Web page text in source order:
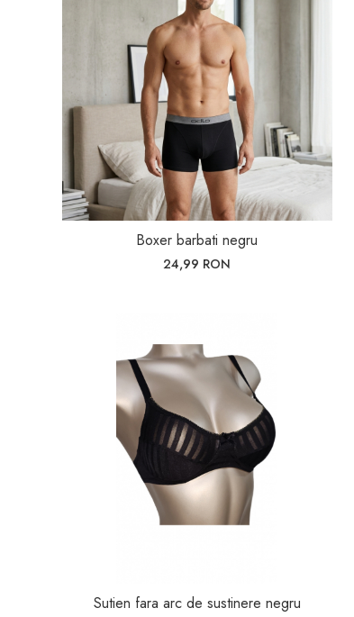
Boxer barbati negru
24,99 RON
Sutien fara arc de sustinere negru